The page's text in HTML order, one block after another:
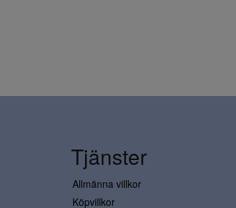
Tjänster
Allmänna villkor
Köpvillkor